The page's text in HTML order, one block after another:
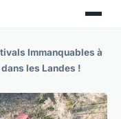
Immanquables à
les Landes !